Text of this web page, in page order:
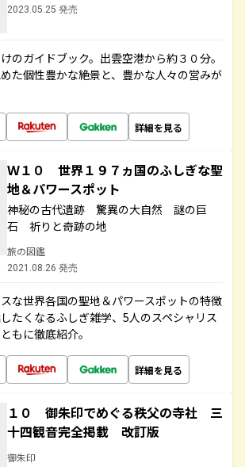
2023.05.25 発売
のガイドブック。出雲空港から約３０分。
た個性豊かな絶景と、豊かな人々の営みが
詳細を見る
Ｗ１０ 世界１９７ヵ国のふしぎな聖
地＆パワースポット
神秘の古代遺跡 驚異の大自然 謎の巨
石 祈りと奇跡の地
旅の図鑑
2021.08.26 発売
な世界各国の聖地＆パワースポットの特徴
たくなるふしぎ雑学、5人のスペシャリス
もに徹底紹介。
詳細を見る
１０ 御朱印でめぐる秩父の寺社 三
十四観音完全掲載 改訂版
御朱印